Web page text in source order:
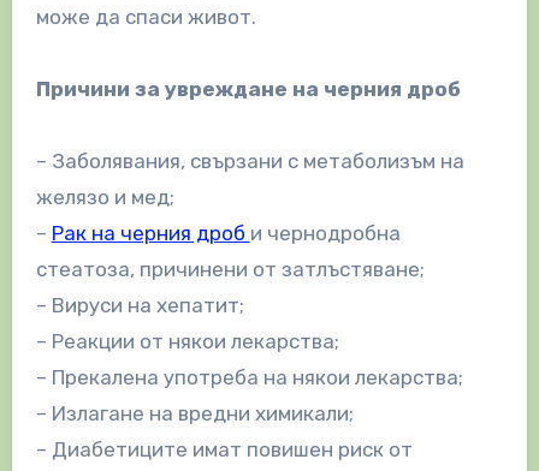
може да спаси живот.
Причини за увреждане на черния дроб
– Заболявания, свързани с метаболизъм на
желязо и мед;
– Рак на черния дроб и чернодробна
стеатоза, причинени от затлъстяване;
– Вируси на хепатит;
– Реакции от някои лекарства;
– Прекалена употреба на някои лекарства;
– Излагане на вредни химикали;
– Диабетиците имат повишен риск от